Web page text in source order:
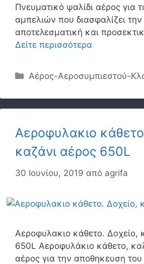
Πνευματικό ψαλίδι αέρος για
αμπελιών που διασφαλίζει την
αποτελεσματική και
Δείτε περισσότερα
Κατηγορίες
Αέρος-Αεροσυμπιεστού-
Αεροφυλακιο
καζάνι αέρος 650L
30 Ιουνίου, 2019 από agrifa
Αεροφυλακιο κάθετο. Δοχείο,
650L Αεροφυλάκιο κάθετο,
αέρος για την αποθηκευση